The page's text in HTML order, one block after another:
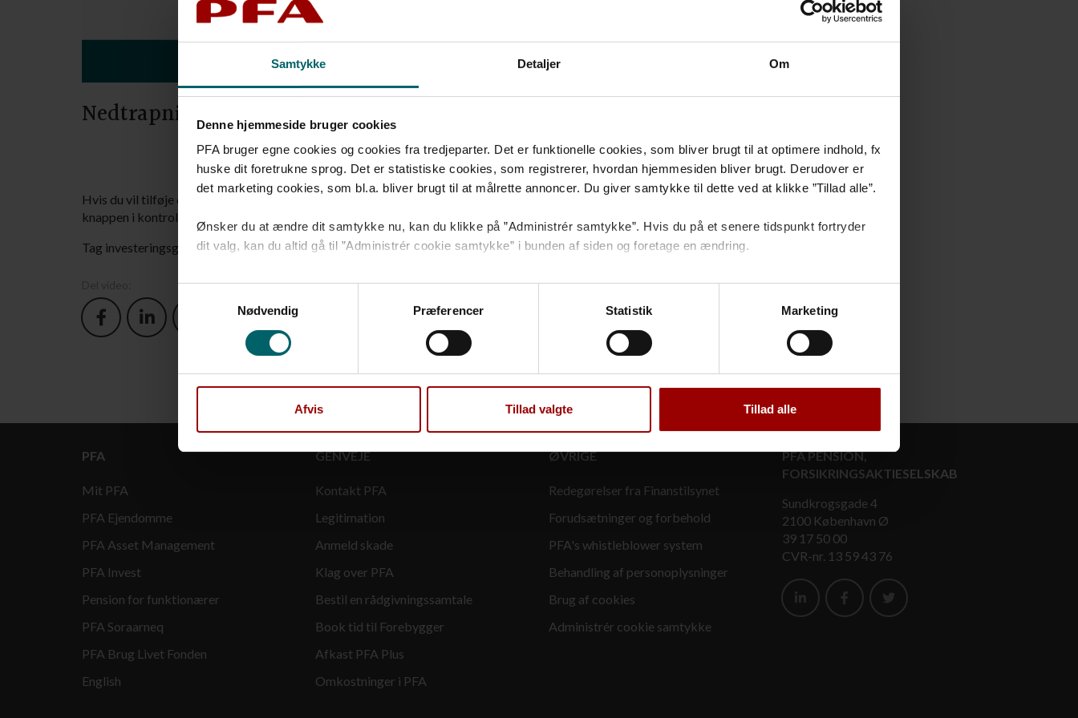
Samtykke Detaljer Om
Denne hjemmeside bruger cookies
PFA bruger egne cookies og cookies fra tredjeparter. Det er funktionelle cookies, som bliver brugt til at optimere indhold, fx
huske dit foretrukne sprog. Det er statistiske cookies, som registrerer, hvordan hjemmesiden bliver brugt. Derudover er
det marketing cookies, som bl.a. bliver brugt til at målrette annoncer. Du giver samtykke til dette ved at klikke ”Tillad alle”.
Ønsker du at ændre dit samtykke nu, kan du klikke på ”Administrér samtykke”. Hvis du på et senere tidspunkt fortryder
dit valg, kan du altid gå til ”Administrér cookie samtykke” i bunden af siden og foretage en ændring.
Læs mere om voresbrug af cookiesogbehandling af personoplysninger.
Nødvendig
Præferencer Statistik Marketing
Afvis Tillad valgte Tillad alle
Nedtrapning - Profil forsigtig
Hvis du vil tilføje danske eller engelske undertekster til videoen, skal du klikke på ’CC’-
knappen i kontrolbjælken.
Tag investeringsguiden her
PFA
Mit PFA
PFA Ejendomme
PFA Asset Management
PFA Invest
Pension for funktionærer
PFA Soraarneq
PFA Brug Livet Fonden
English
GENVEJE
Kontakt PFA
Legitimation
Anmeld skade
Klag over PFA
Bestil en rådgivningssamtale
Book tid til Forebygger
Afkast PFA Plus
Omkostninger i PFA
ØVRIGE
Redegørelser fra Finanstilsynet
Forudsætninger og forbehold
PFA's whistleblower system
Behandling af personoplysninger
Brug af cookies
Administrér cookie samtykke
PFA PENSION,
FORSIKRINGSAKTIESELSKAB
Sundkrogsgade 4
2100 København Ø
39 17 50 00
CVR-nr. 13 59 43 76